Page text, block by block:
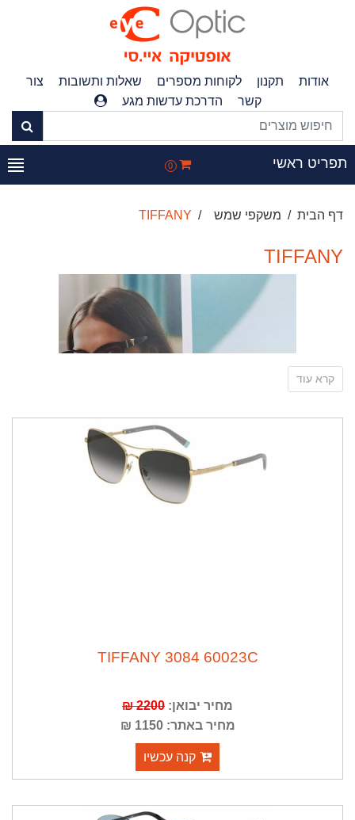
אודות תקנון לקוחות מספרים שאלות ותשובות
צור
קשר
הדרכת עדשות מגע
תפריט ראשי 0
דף הבית משקפי שמש TIFFANY
TIFFANY
קרא עוד
TIFFANY 3084 60023C
מחיר יבואן: 2200 ₪
מחיר באתר: 1150 ₪
קנה עכשיו